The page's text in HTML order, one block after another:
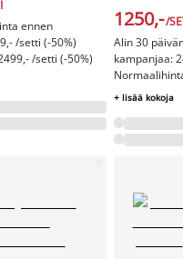
ennen
/setti (-50%)
/setti (-50%)
1250,-/
Alin 30
kampanjaa:
+ lisää kokoja